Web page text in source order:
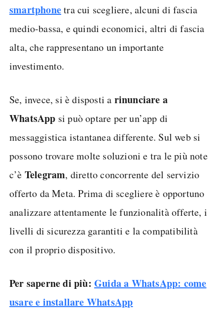
smartphonetra cui scegliere, alcuni di fascia
medio-bassa, e quindi economici, altri di fascia
alta, che rappresentano un importante
investimento.
Se, invece, si è disposti a rinunciare a
WhatsApp si può optare per un’app di
messaggistica istantanea differente. Sul web si
possono trovare molte soluzioni e tra le più note
c’è Telegram, diretto concorrente del servizio
offerto da Meta. Prima di scegliere è opportuno
analizzare attentamente le funzionalità offerte, i
livelli di sicurezza garantiti e la compatibilità
con il proprio dispositivo.
Per saperne di più: Guida a WhatsApp: come
usare e installare WhatsApp